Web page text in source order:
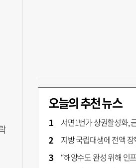
오늘의 추천 뉴스
서면1번가 상권활성화, 금정구 용
지방 국립대생에 전액
“해양수도 완성 위해 인프라·교육·세제 등 전방위 지원”…부산해